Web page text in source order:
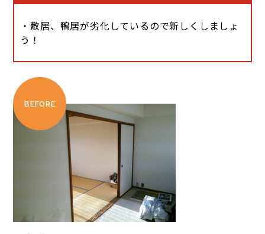
・敷居、鴨居が劣化しているので新しくしましょ
う！
BEFORE